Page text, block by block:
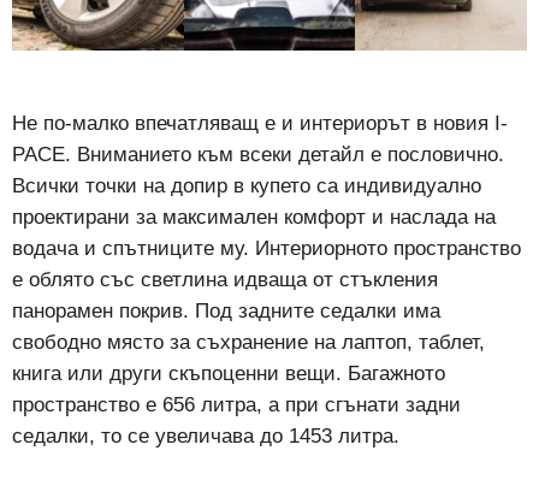
Не по-малко впечатляващ е и интериорът в новия I-
PACE. Вниманието към всеки детайл е пословично.
Всички точки на допир в купето са индивидуално
проектирани за максимален комфорт и наслада на
водача и спътниците му. Интериорното пространство
е облято със светлина идваща от стъкления
панорамен покрив. Под задните седалки има
свободно място за съхранение на лаптоп, таблет,
книга или други скъпоценни вещи. Багажното
пространство е 656 литра, а при сгънати задни
седалки, то се увеличава до 1453 литра.